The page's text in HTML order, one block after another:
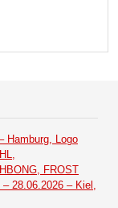
Hamburg, Logo
FROST
28.06.2026 – Kiel,